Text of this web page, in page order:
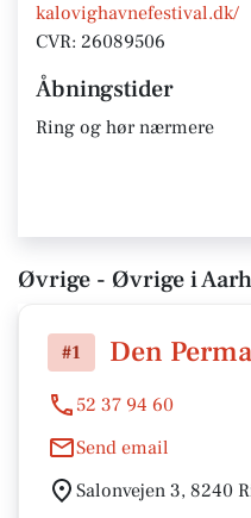
kalovighavnefestival.dk/
CVR: 26089506
Åbningstider
Ring og hør nærmere
Øvrige - Øvrige i
#1 Den
52 37 94 60
Send email
Salonvejen 3, 8240